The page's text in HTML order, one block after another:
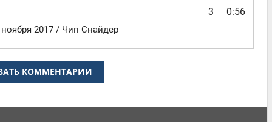
3
0:56
ноября 2017 / Чип Снайдер
КОММЕНТАРИИ